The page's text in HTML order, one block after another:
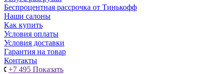
Беспроцентная рассрочка от Тинькофф
Наши салоны
Как купить
Условия оплаты
Условия доставки
Гарантия на товар
Контакты
+7 495 Показать